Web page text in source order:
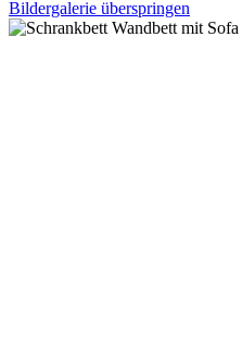
Bildergalerie überspringen